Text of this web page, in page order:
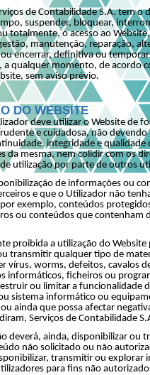
de Contabilidade S.A. tem o
suspender, bloquear,
totalmente, o acesso ao
manutenção, reparação,
encerrar, definitiva ou
qualquer momento, de acordo
sem aviso prévio.
DO WEBSITE
deve utilizar o Website de
e cuidadosa, não
integridade e qualidade
da mesma, nem colidir com os
utilização por parte de outros
de informações ou
e que o Utilizador não
exemplo, conteúdos
ou conteúdos que contenham
proibida a utilização do Website
transmitir qualquer tipo de
vírus, worms, defeitos, cavalos
informáticos, ficheiros ou
ou limitar a funcionalidade
sistema informático ou
ainda que possa afectar
Serviços de Contabilidade
deverá, ainda, disponibilizar ou
não solicitado ou não
transmitir ou explorar
para fins não